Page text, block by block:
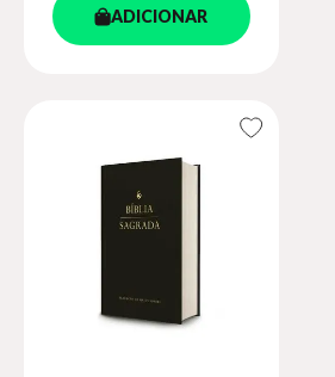
ADICIONAR